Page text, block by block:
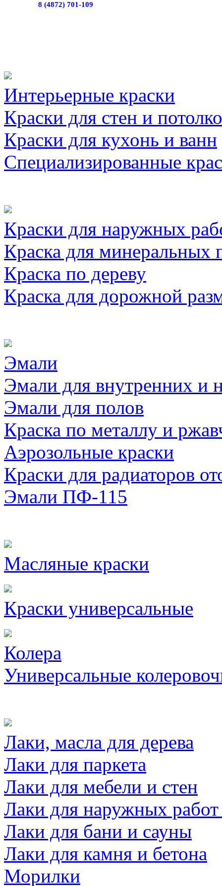
8 (4872) 701-109
Интерьерные краски
Краски для стен и
Краски для кухонь и ванн
Специализированные
Краски для наружных
Краска для минеральных
Краска по дереву
Краска для дорожной
Эмали
Эмали для внутренних и
Эмали для полов
Краска по металлу и
Аэрозольные краски
Краски для радиаторов
Эмали ПФ-115
Масляные краски
Краски универсальные
Колера
Универсальные
Лаки, масла для дерева
Лаки для паркета
Лаки для мебели и стен
Лаки для наружных
Лаки для бани и сауны
Лаки для камня и бетона
Морилки